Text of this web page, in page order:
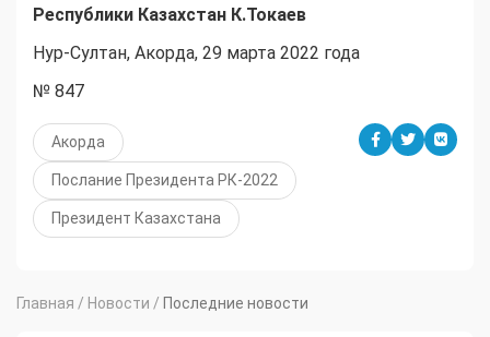
Республики Казахстан К.Токаев
Нур-Султан, Акорда, 29 марта 2022 года
№ 847
Акорда
Послание Президента РК-2022
Президент Казахстана
Главная / Новости / Последние новости